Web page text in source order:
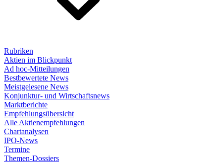
Rubriken
Aktien im Blickpunkt
Ad hoc-Mitteilungen
Bestbewertete News
Meistgelesene News
Konjunktur- und Wirtschaftsnews
Marktberichte
Empfehlungsübersicht
Alle Aktienempfehlungen
Chartanalysen
IPO-News
Termine
Themen-Dossiers